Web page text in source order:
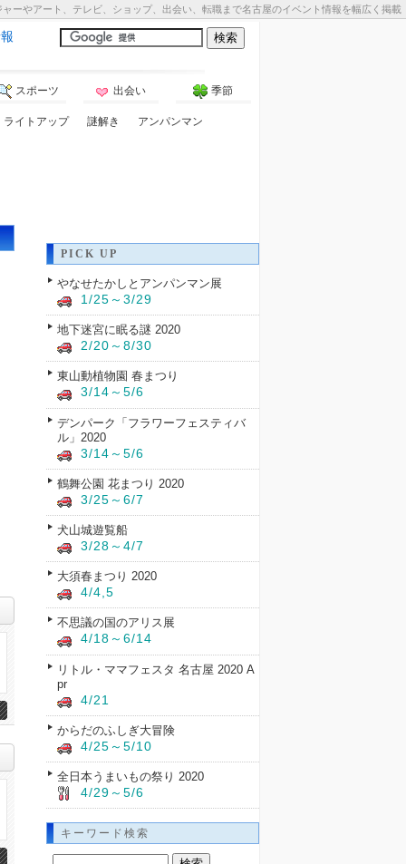
ーやアート、テレビ、ショップ、出会い、転職まで名古屋のイベント情報を幅広く掲載
スポーツ 出会い 季節
ライトアップ 謎解き アンパンマン
PICK UP
やなせたかしとアンパンマン展
1/25～3/29
地下迷宮に眠る謎 2020
2/20～8/30
東山動植物園 春まつり
3/14～5/6
デンパーク「フラワーフェスティバ
ル」2020
3/14～5/6
鶴舞公園 花まつり 2020
3/25～6/7
犬山城遊覧船
3/28～4/7
大須春まつり 2020
4/4,5
不思議の国のアリス展
4/18～6/14
リトル・ママフェスタ 名古屋 2020 A
pr
4/21
からだのふしぎ大冒険
4/25～5/10
全日本うまいもの祭り 2020
4/29～5/6
キーワード検索